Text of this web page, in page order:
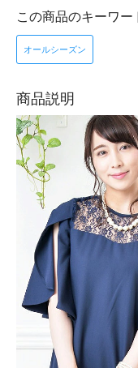
この商品のキーワー
オールシーズン
商品説明